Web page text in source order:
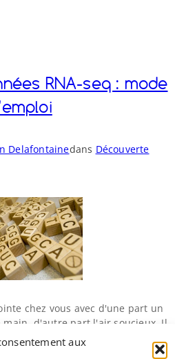
aux
RNA-​seq : mode
Delafontainedans Découverte
chez vous avec d'une part un
d'autre part l'air soucieux. Il
données RNA-​seq. Le disque,
de données à vous